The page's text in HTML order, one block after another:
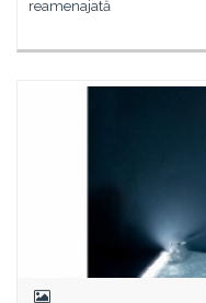
reamenajată